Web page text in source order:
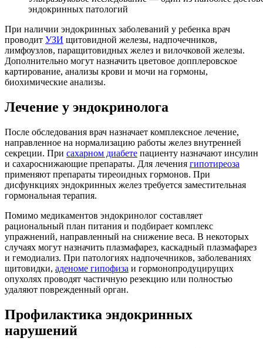
эндокринных патологий
При наличии эндокринных заболеваний у ребенка врач
проводит УЗИ щитовидной железы, надпочечников,
лимфоузлов, паращитовидных желез и вилочковой железы.
Дополнительно могут назначить цветовое допплеровское
картирование, анализы крови и мочи на гормоны,
биохимические анализы.
Лечение у эндокринолога
После обследования врач назначает комплексное лечение,
направленное на нормализацию работы желез внутренней
секреции. При сахарном диабете пациенту назначают инсулин
и сахароснижающие препараты. Для лечения гипотиреоза
применяют препараты тиреоидных гормонов. При
дисфункциях эндокринных желез требуется заместительная
гормональная терапия.
Помимо медикаментов эндокринолог составляет
рациональный план питания и подбирает комплекс
упражнений, направленный на снижение веса. В некоторых
случаях могут назначить плазмафарез, каскадный плазмафарез
и гемодиализ. При патологиях надпочечников, заболеваниях
щитовидки, аденоме гипофиза и гормонопродуцирущих
опухолях проводят частичную резекцию или полностью
удаляют поврежденный орган.
Профилактика эндокринных
нарушений